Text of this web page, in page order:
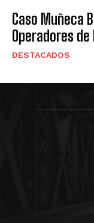
Caso Muñeca
Operadores
DESTACADOS